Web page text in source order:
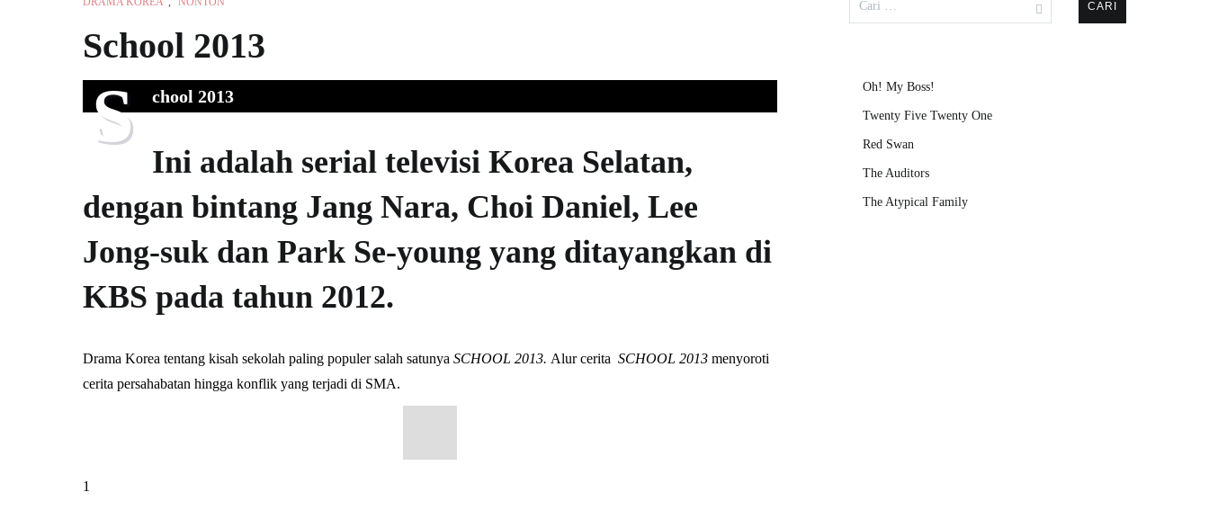
School 2013
S chool 2013
Ini adalah serial televisi Korea Selatan,
dengan bintang Jang Nara, Choi Daniel, Lee
Jong-suk dan Park Se-young yang ditayangkan di
KBS pada tahun 2012.
Drama Korea tentang kisah sekolah paling populer salah satunya SCHOOL 2013. Alur cerita SCHOOL 2013 menyoroti
cerita persahabatan hingga konflik yang terjadi di SMA.
1
untuk:
Oh! My Boss!
Twenty Five Twenty One
Red Swan
The Auditors
The Atypical Family